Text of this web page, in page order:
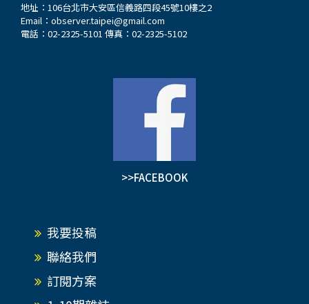
地址：106台北市大安區信義路四段45號10樓之2
Email： observer.taipei@gmail.com
電話：02-2325-5101 傳真：02-2325-5102
>>FACEBOOK
我要投稿
聯絡我們
訂閱方案